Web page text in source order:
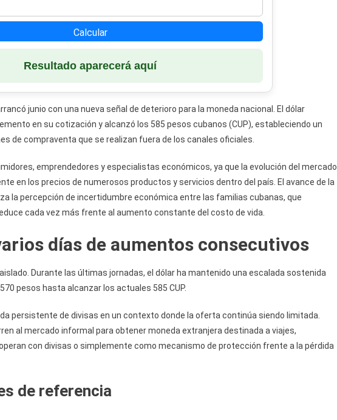
Calcular
Resultado aparecerá aquí
junio con una nueva señal de deterioro para la moneda nacional. El dólar
en su cotización y alcanzó los 585 pesos cubanos (CUP), estableciendo un
de compraventa que se realizan fuera de los canales oficiales.
emprendedores y especialistas económicos, ya que la evolución del mercado
en los precios de numerosos productos y servicios dentro del país. El avance de la
la percepción de incertidumbre económica entre las familias cubanas, que
cada vez más frente al aumento constante del costo de vida.
días de aumentos consecutivos
Durante las últimas jornadas, el dólar ha mantenido una escalada sostenida
pesos hasta alcanzar los actuales 585 CUP.
persistente de divisas en un contexto donde la oferta continúa siendo limitada.
al mercado informal para obtener moneda extranjera destinada a viajes,
con divisas o simplemente como mecanismo de protección frente a la pérdida
de referencia